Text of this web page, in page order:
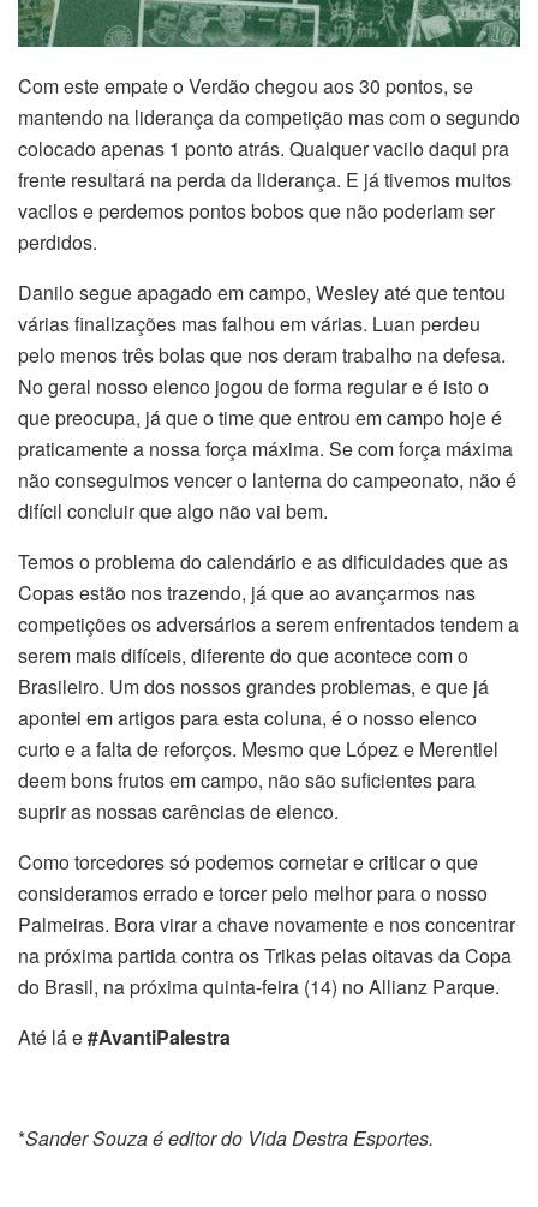
Com este empate o Verdão chegou aos 30 pontos, se
mantendo na liderança da competição mas com o segundo
colocado apenas 1 ponto atrás. Qualquer vacilo daqui pra
frente resultará na perda da liderança. E já tivemos muitos
vacilos e perdemos pontos bobos que não poderiam ser
perdidos.
Danilo segue apagado em campo, Wesley até que tentou
várias finalizações mas falhou em várias. Luan perdeu
pelo menos três bolas que nos deram trabalho na defesa.
No geral nosso elenco jogou de forma regular e é isto o
que preocupa, já que o time que entrou em campo hoje é
praticamente a nossa força máxima. Se com força máxima
não conseguimos vencer o lanterna do campeonato, não é
difícil concluir que algo não vai bem.
Temos o problema do calendário e as dificuldades que as
Copas estão nos trazendo, já que ao avançarmos nas
competições os adversários a serem enfrentados tendem a
serem mais difíceis, diferente do que acontece com o
Brasileiro. Um dos nossos grandes problemas, e que já
apontei em artigos para esta coluna, é o nosso elenco
curto e a falta de reforços. Mesmo que López e Merentiel
deem bons frutos em campo, não são suficientes para
suprir as nossas carências de elenco.
Como torcedores só podemos cornetar e criticar o que
consideramos errado e torcer pelo melhor para o nosso
Palmeiras. Bora virar a chave novamente e nos concentrar
na próxima partida contra os Trikas pelas oitavas da Copa
do Brasil, na próxima quinta-feira (14) no Allianz Parque.
Até lá e#AvantiPalestra
*Sander Souza é editor do Vida Destra Esportes.